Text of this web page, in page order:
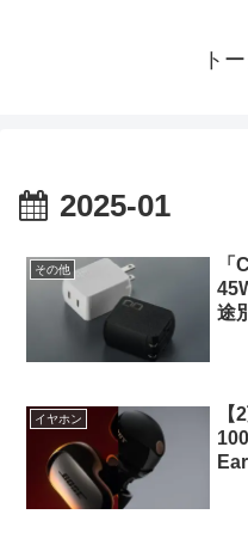
ト
2025-01
その他
途
イヤホン